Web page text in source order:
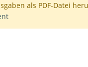
als PDF-Datei